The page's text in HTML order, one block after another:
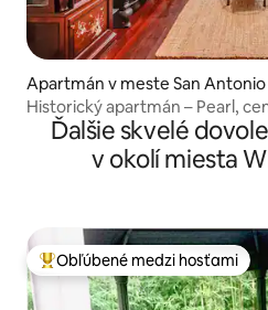
Apartmán v meste San Antonio
Historický apartmán – Pearl,
– #3Ďalšie skvelé
v okolí miesta
Najobľúbenejšie medzi hosťami
Obľúbené medzi hosťami